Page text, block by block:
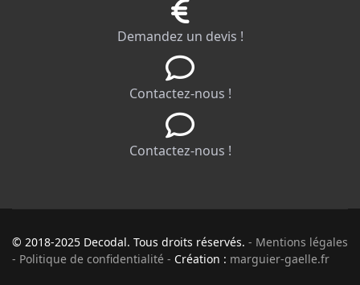
Demandez un devis !
Contactez-nous !
Contactez-nous !
© 2018-2025 Decodal. Tous droits réservés. - Mentions légales
- Politique de confidentialité - Création : marguier-gaelle.fr